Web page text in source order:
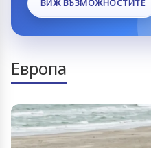
ВИЖ ВЪЗМОЖНОСТИТЕ
Европа